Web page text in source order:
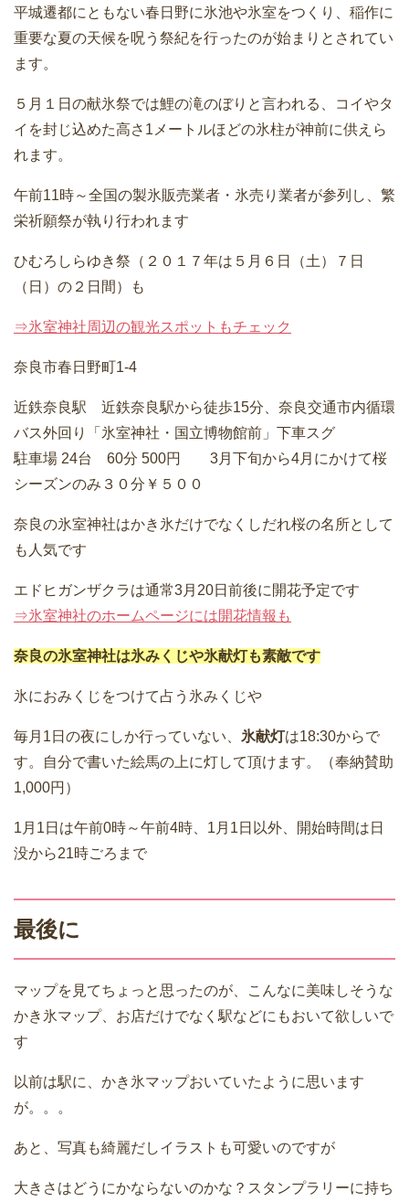
平城遷都にともない春日野に氷池や氷室をつくり、稲作に
重要な夏の天候を呪う祭紀を行ったのが始まりとされてい
ます。
５月１日の献氷祭では鯉の滝のぼりと言われる、コイやタ
イを封じ込めた高さ1メートルほどの氷柱が神前に供えら
れます。
午前11時～全国の製氷販売業者・氷売り業者が参列し、繁
栄祈願祭が執り行われます
ひむろしらゆき祭（２０１７年は５月６日（土）７日
（日）の２日間）も
⇒氷室神社周辺の観光スポットもチェック
奈良市春日野町1-4
近鉄奈良駅 近鉄奈良駅から徒歩15分、奈良交通市内循環
バス外回り「氷室神社・国立博物館前」下車スグ
駐車場 24台 60分 500円 3月下旬から4月にかけて桜
シーズンのみ３０分￥５００
奈良の氷室神社はかき氷だけでなくしだれ桜の名所として
も人気です
エドヒガンザクラは通常3月20日前後に開花予定です
⇒氷室神社のホームページには開花情報も
奈良の氷室神社は氷みくじや氷献灯も素敵です
氷におみくじをつけて占う氷みくじや
毎月1日の夜にしか行っていない、 氷献灯は18:30からで
す。自分で書いた絵馬の上に灯して頂けます。（奉納賛助
1,000円）
1月1日は午前0時～午前4時、1月1日以外、開始時間は日
没から21時ごろまで
最後に
マップを見てちょっと思ったのが、こんなに美味しそうな
かき氷マップ、お店だけでなく駅などにもおいて欲しいで
す
以前は駅に、かき氷マップおいていたように思います
が。。。
あと、写真も綺麗だしイラストも可愛いのですが
大きさはどうにかならないのかな？スタンプラリーに持ち